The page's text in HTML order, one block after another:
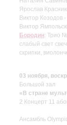
Ярослав
Виктор Козодов
Виктор
Бородин: Трио
слабый свет
скрипки,
03 ноября,
Большой зал
«В стране
2 Концерт 11
Ансамбль